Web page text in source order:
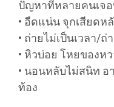
ปัญหาที่หลายคนเจ
• อืดแน่น จุกเสียดห
• ถ่ายไม่เป็นเวลา/ถ่
• หิวบ่อย โหยของห
• นอนหลับไม่สนิท อ
ท้อง